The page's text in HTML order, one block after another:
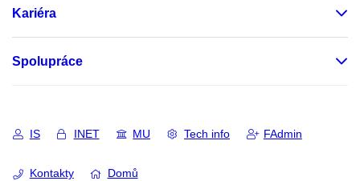
Kariéra
Spolupráce
IS INET MU Tech info FAdmin
Kontakty Domů